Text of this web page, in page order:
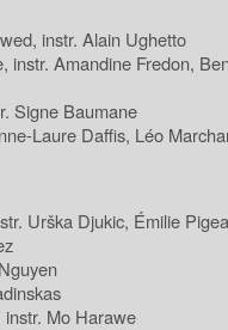
instr. Alain Ughetto
instr. Amandine Fredon,
Signe Baumane
Laure Daffis, Léo
Urška Djukic, Émilie
Mo Harawe